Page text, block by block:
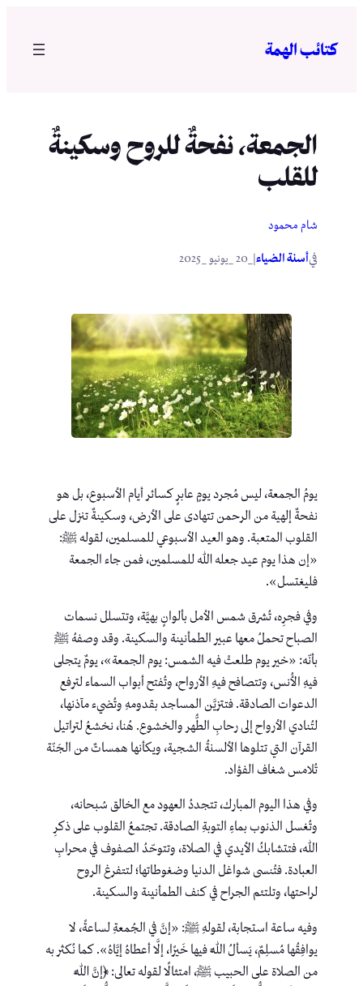
المحتوى
كتائب الهمة
الجمعة، نفحةٌ للروح وسكينةٌ
للقلب
شام محمود
فيأسنة الضياء
يومُ الجمعة، ليس مُجرد يومٍ عابرٍ كسائر أيام الأسبوع، بل هو
نفحةٌ إلهية من الرحمن تتهادى على الأرض، وسكينةٌ تنزل على
القلوب المتعبة. وهو العيد الأسبوعي للمسلمين، لقوله ﷺ:
«إن هذا يوم عيد جعله الله للمسلمين، فمن جاء الجمعة
فليغتسل».
وفي فجرِه، تُشرق شمس الأمل بألوانٍ بهيَّة، وتتسلل نسمات
الصباح تحملُ معها عبير الطمأنينة والسكينة. وقد وصفهُ ﷺ
بأنّه: «خير يوم طلعتْ فيه الشمس: يوم الجمعة»، يومٌ يتجلى
فيهِ الأُنس، وتتصافح فيهِ الأرواح، وتُفتح أبواب السماء لترفع
الدعوات الصادقة. فتتزيَّن المساجد بقدومهِ وتُضيء مآذنها،
لتُنادي الأرواح إلى رحابِ الطُّهر والخشوع. هُنا، نخشعُ لتراتيل
القرآن التي تتلوها الألسنةُ الشجية، ويكأنها همساتٌ من الجَنّة
تُلامس شغاف الفؤاد.
وفي هذا اليوم المبارك، تتجددُ العهود مع الخالق سُبحانه،
وتُغسل الذنوب بماءِ التوبةِ الصادقة. تجتمعُ القلوب على ذكرِ
الله، فتتشابكُ الأيدي في الصلاة، وتتوحّدُ الصفوف في محرابِ
العبادة. فتُنسى شواغل الدنيا وضغوطاتها؛ لتتفرغ الروح
لراحتها، وتلتئم الجراح في كنف الطمأنينة والسكينة.
وفيه ساعة استجابة، لقولهِ ﷺ: «إنَّ في الجُمعةِ لساعةً، لا
يوافِقُها مُسلِمٌ، يَسألُ اللَّه فيها خَيرًا، إلَّا أعطاهُ إيَّاهُ». كما نُكثر به
من الصلاة على الحبيب ﷺ، امتثالًا لقوله تعالى: ﴿إنَّ اللَّهَ